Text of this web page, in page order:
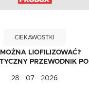
CIEKAWOSTKI
LIOFILIZOWAĆ?
PRZEWODNIK PO
28 - 07 - 2026